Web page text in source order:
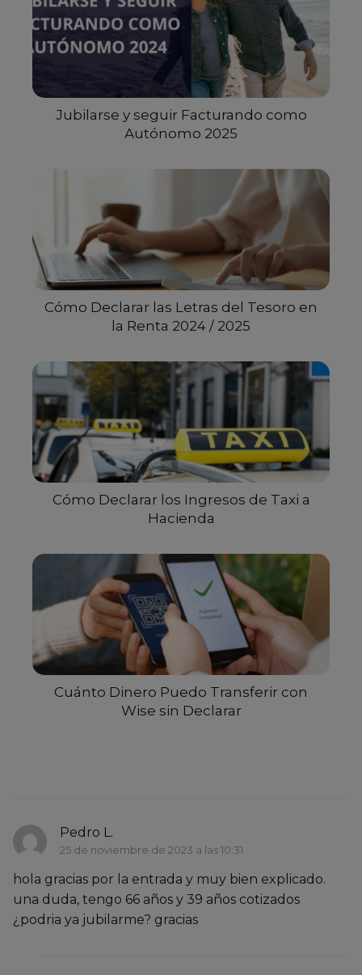
Jubilarse y seguir Facturando como
Autónomo 2025
Cómo Declarar las Letras del Tesoro en
la Renta 2024 / 2025
Cómo Declarar los Ingresos de Taxi a
Hacienda
Cuánto Dinero Puedo Transferir con
Wise sin Declarar
Pedro L.
25 de noviembre de 2023 a las 10:31
hola gracias por la entrada y muy bien explicado.
una duda, tengo 66 años y 39 años cotizados
¿podria ya jubilarme? gracias